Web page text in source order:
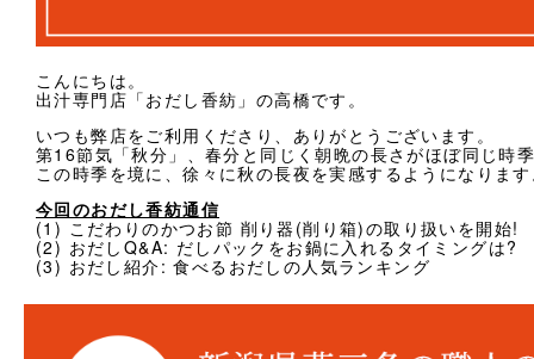
会員ページにログイン
お買い物ガイド
よくあるご質問
お問い合わせ
お知らせ
類似商品と不正転売について
こんにちは。
出汁専門店「おだし香紡」の高橋です。
いつも弊店をご利用くださり、ありがとうございます。
第16節気「秋分」、春分と同じく朝晩の長さがほぼ同じ時
この時季を境に、徐々に秋の長夜を実感するようになりま
今回のおだし香紡通信
(1) こだわりのかつお節 削り器(削り箱)の取り扱いを開始!
(2) おだしQ&A: だしパックをお鍋に入れるタイミングは?
(3) おだし紹介: 食べるおだしの人気ランキング